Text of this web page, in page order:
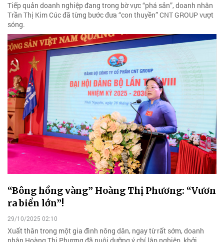
Tiếp quản doanh nghiệp đang trong bờ vực “phá sản”, doanh nhân
Trần Thị Kim Cúc đã từng bước đưa “con thuyền” CNT GROUP vượt
sóng.
“Bông hồng vàng” Hoàng Thị Phương: “Vươn
ra biển lớn”!
29/10/2025 02:10
Xuất thân trong một gia đình nông dân, ngay từ rất sớm, doanh